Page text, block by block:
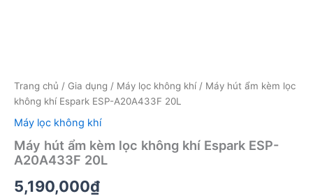
Trang chủ / Gia dụng / Máy lọc không khí/ Máy hút ẩm kèm lọc
không khí Espark ESP-A20A433F 20L
Máy lọc không khí
Máy hút ẩm kèm lọc không khí Espark ESP-
A20A433F 20L
5,190,000₫